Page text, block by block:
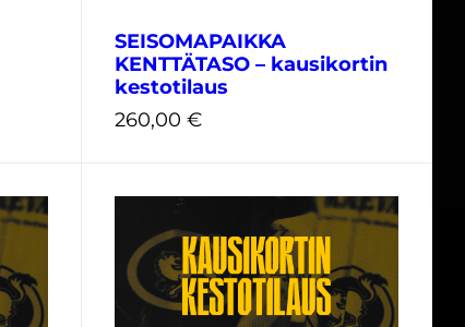
SEISOMAPAIKKA
KENTTÄTASO – kausikortin
kestotilaus
260,00 €